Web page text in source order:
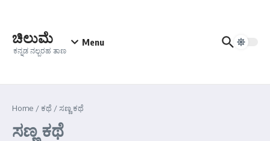
ಚಿಲುಮೆ
ಕನ್ನಡ ನಲ್ಬರಹ ತಾಣ
Menu
Home /ಕಥೆ /ಸಣ್ಣ ಕಥೆ
ಸಣ್ಣ ಕಥೆ